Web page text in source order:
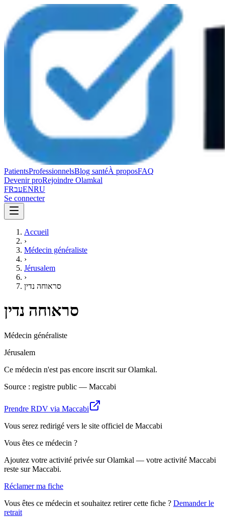
PatientsProfessionnelsBlog santéÀ proposFAQ
Devenir proRejoindre Olamkal
FRעבENRU
Se connecter
Accueil
›
Médecin généraliste
›
Jérusalem
›
סראוחה נדין
סראוחה נדין
Médecin généraliste
Jérusalem
Ce médecin n'est pas encore inscrit sur Olamkal.
Source : registre public — Maccabi
Prendre RDV via Maccabi
Vous serez redirigé vers le site officiel de Maccabi
Vous êtes ce médecin ?
Ajoutez votre activité privée sur Olamkal — votre activité Maccabi
reste sur Maccabi.
Réclamer ma fiche
Vous êtes ce médecin et souhaitez retirer cette fiche ? Demander le
retrait